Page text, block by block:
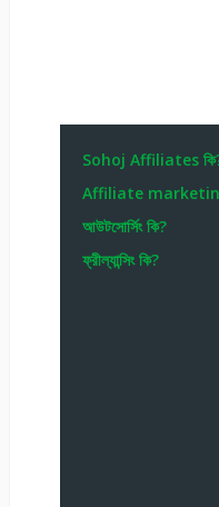
Sohoj Affiliates
Affiliate
আউটসোর্সিং কি?
ফ্রীল্যান্সিং কি?